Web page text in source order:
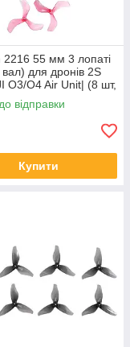
2216 55 мм 3 лопаті
для дронів 2S
O3/O4 Air Unit| (8 шт,
відправки
Купити